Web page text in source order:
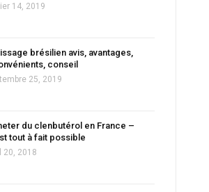
14, 2019
brésilien avis, avantages,
conseil
25, 2019
du clenbutérol en France –
tout à fait possible
20, 2018